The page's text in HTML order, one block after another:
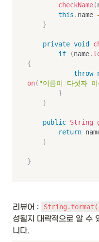
checkName(
this . name
}
private void
if
(name.
{
throw
on( "이름이 다섯자
}
}
public String
return
}
}
리뷰어 :
성될지 대략적으로 알 수
니다.